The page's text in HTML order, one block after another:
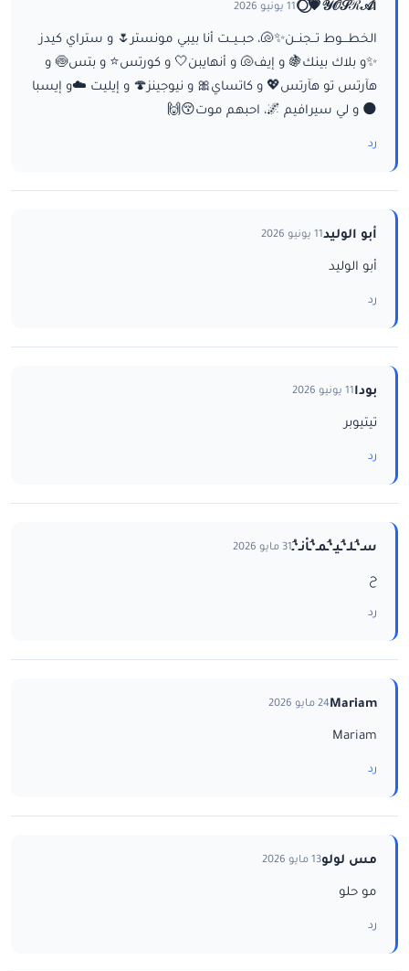
ا𝒴𝒪𝒮ℛ𝒜💗⃝🌕 11 يونيو 2026
الخطـــوط تــجنــن✨🐚، حبــيــت أنا بيبي مونستر🌷 و ستراي كيدز
✨و بلاك بينك🍇 و إيف🐚 و أنهايبن🤍 و كورتس⭐ و بتس🍥 و
هآرتس تو هآرتس💖 و كاتساي🎀 و نيوجينز🍄 و إيليت ☁️و إيسبا
🌑 و لي سيرافيم 🌌، احبهم موت😚🙌
رد
أبو الوليد11 يونيو 2026
أبو الوليد
رد
بودا11 يونيو 2026
تيتيوبر
رد
سـ‘ـُلـ‘ـُيـ‘ـُمـ‘ـُاْنـ‘ـُ31 مايو 2026
ح
رد
Mariam24 مايو 2026
Mariam
رد
مس لولو13 مايو 2026
مو حلو
رد